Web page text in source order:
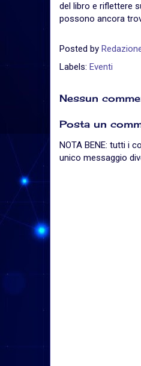
del libro e riflettere
possono ancora
Posted by
Labels: Eventi
Nessun
Posta un
NOTA BENE: tutti i
unico messaggio